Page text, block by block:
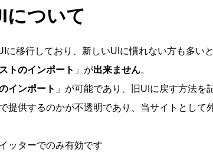
について
移行しており、新しいUIに慣れない方も多いと
トのインポート 」が出来ません。
インポート 」が可能であり、旧UIに戻す方法を
提供するのかが不透明であり、当サイトとし
ッターでのみ有効です